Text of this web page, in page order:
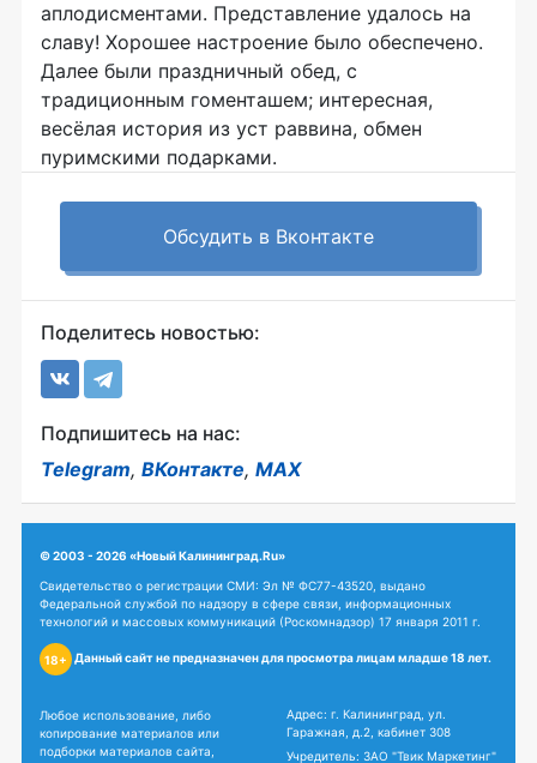
аплодисментами. Представление удалось на
славу! Хорошее настроение было обеспечено.
Далее были праздничный обед, с
традиционным гоменташем; интересная,
весёлая история из уст раввина, обмен
пуримскими подарками.
Обсудить в Вконтакте
Поделитесь новостью:
Подпишитесь на нас:
Telegram, ВКонтакте, MAX
© 2003 - 2026 «Новый Калининград.Ru»
Свидетельство о регистрации СМИ: Эл № ФС77-43520, выдано
Федеральной службой по надзору в сфере связи, информационных
технологий и массовых коммуникаций (Роскомнадзор) 17 января 2011 г.
18+ Данный сайт не предназначен для просмотра лицам младше 18 лет.
Любое использование, либо
копирование материалов или
подборки материалов сайта,
Адрес: г. Калининград, ул.
Гаражная, д.2, кабинет 308
Учредитель: ЗАО "Твик Маркетинг"